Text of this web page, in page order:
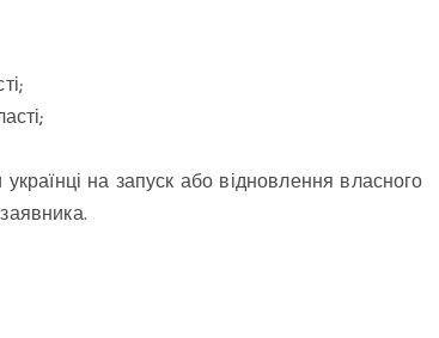
на запуск або відновлення власного